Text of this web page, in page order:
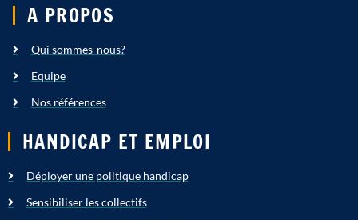
A PROPOS
Qui sommes-nous?
Equipe
Nos références
HANDICAP ET EMPLOI
Déployer une politique handicap
Sensibiliser les collectifs